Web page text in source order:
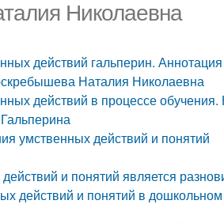
Николаевна
действий гальперин.
Наталия Николаевна
действий в процессе обучения.
умственных действий и понятий
и понятий является
действий и понятий в дошкольном